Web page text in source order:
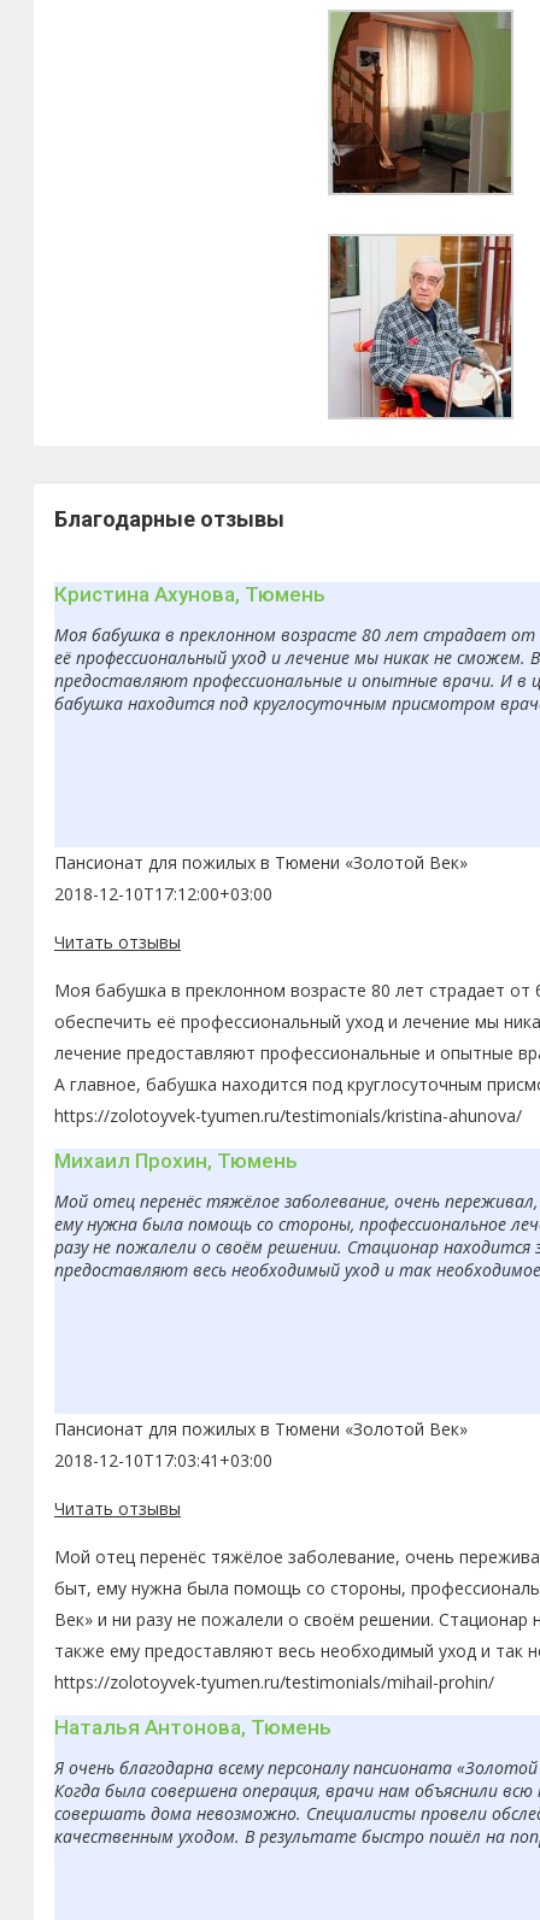
Благодарные отзывы
Кристина Ахунова, Тюмень
Моя бабушка в преклонном возрасте 80 лет страдает от
её профессиональный уход и лечение мы никак не
предоставляют профессиональные и опытные врачи. И в
бабушка находится под круглосуточным присмотром
Пансионат для пожилых в Тюмени «Золотой Век»
2018-12-10T17:12:00+03:00
Читать отзывы
Моя бабушка в преклонном возрасте 80 лет страдает
обеспечить её профессиональный уход и лечение мы
лечение предоставляют профессиональные и опытные
А главное, бабушка находится под круглосуточным
https://zolotoyvek-tyumen.ru/testimonials/kristina-ahunova/
Михаил Прохин, Тюмень
Мой отец перенёс тяжёлое заболевание, очень
ему нужна была помощь со стороны, профессиональное
разу не пожалели о своём решении. Стационар
предоставляют весь необходимый уход и так
Пансионат для пожилых в Тюмени «Золотой Век»
2018-12-10T17:03:41+03:00
Читать отзывы
Мой отец перенёс тяжёлое заболевание, очень
быт, ему нужна была помощь со стороны,
Век» и ни разу не пожалели о своём решении.
также ему предоставляют весь необходимый уход и так
https://zolotoyvek-tyumen.ru/testimonials/mihail-prohin/
Наталья Антонова, Тюмень
Я очень благодарна всему персоналу пансионата
Когда была совершена операция, врачи нам объяснили
совершать дома невозможно. Специалисты провели
качественным уходом. В результате быстро пошёл на